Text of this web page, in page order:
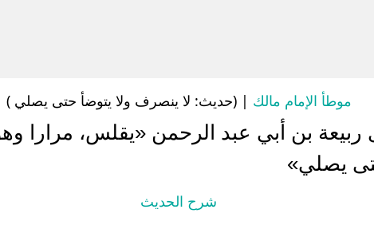
موطأ الإمام مالك | (حديث: لا ينصرف ولا يتوضأ حتى يصلي )
ربيعة بن أبي عبد الرحمن «يقلس، مرارا
يصلي»
شرح الحديث